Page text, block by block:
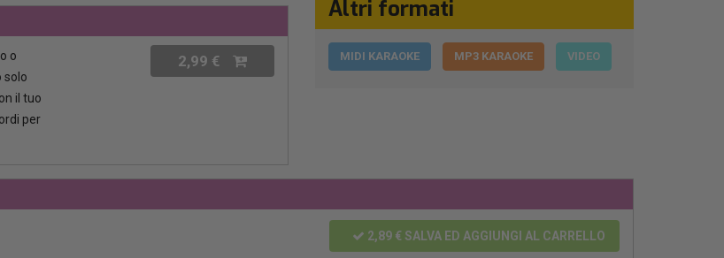
o
solo
il tuo
per
2,99 €
Altri formati
MIDI KARAOKE MP3 KARAOKE VIDEO
2,89 €SALVA ED AGGIUNGI AL CARRELLO